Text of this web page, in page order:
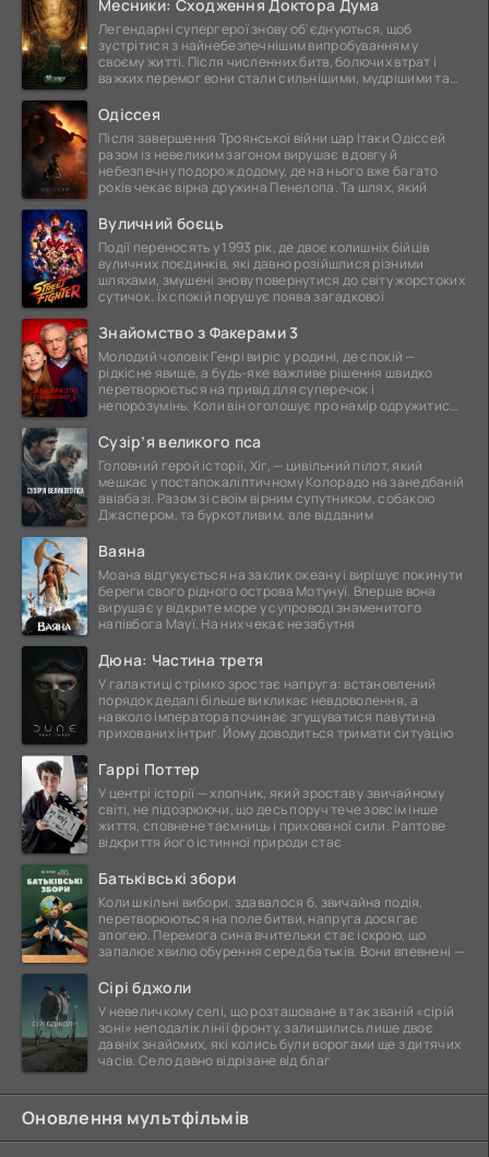
Месники: Сходження Доктора Дума
Легендарні супергерої знову об'єднуються, щоб
зустрітися з найнебезпечнішим випробуванням у
своєму житті. Після численних битв, болючих втрат і
важких перемог вони стали сильнішими, мудрішими та
Одіссея
Після завершення Троянської війни цар Ітаки Одіссей
разом із невеликим загоном вирушає в довгу й
небезпечну подорож додому, де на нього вже багато
років чекає вірна дружина Пенелопа. Та шлях, який
Вуличний боєць
Події переносять у 1993 рік, де двоє колишніх бійців
вуличних поєдинків, які давно розійшлися різними
шляхами, змушені знову повернутися до світу жорстоких
сутичок. Їх спокій порушує поява загадкової
Знайомство з Факерами 3
Молодий чоловік Генрі виріс у родині, де спокій —
рідкісне явище, а будь-яке важливе рішення швидко
перетворюється на привід для суперечок і
непорозумінь. Коли він оголошує про намір одружитися,
Сузір’я великого пса
Головний герой історії, Хіг, — цивільний пілот, який
мешкає у постапокаліптичному Колорадо на занедбаній
авіабазі. Разом зі своїм вірним супутником, собакою
Джаспером, та буркотливим, але відданим
Ваяна
Моана відгукується на заклик океану і вирішує покинути
береги свого рідного острова Мотунуї. Вперше вона
вирушає у відкрите море у супроводі знаменитого
напівбога Мауї. На них чекає незабутня
Дюна: Частина третя
У галактиці стрімко зростає напруга: встановлений
порядок дедалі більше викликає невдоволення, а
навколо імператора починає згущуватися павутина
прихованих інтриг. Йому доводиться тримати ситуацію
Гаррі Поттер
У центрі історії — хлопчик, який зростав у звичайному
світі, не підозрюючи, що десь поруч тече зовсім інше
життя, сповнене таємниць і прихованої сили. Раптове
відкриття його істинної природи стає
Батьківські збори
Коли шкільні вибори, здавалося б, звичайна подія,
перетворюються на поле битви, напруга досягає
апогею. Перемога сина вчительки стає іскрою, що
запалює хвилю обурення серед батьків. Вони впевнені —
Сірі бджоли
У невеличкому селі, що розташоване в так званій «сірій
зоні» неподалік лінії фронту, залишились лише двоє
давніх знайомих, які колись були ворогами ще з дитячих
часів. Село давно відрізане від благ
Оновлення мультфільмів